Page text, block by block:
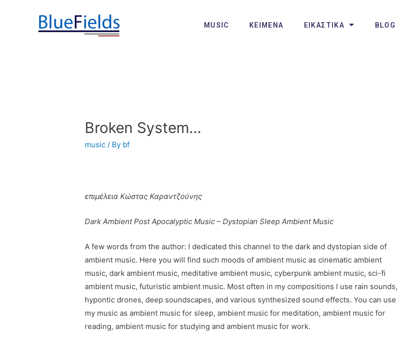
MUSIC ΚΕΙΜΕΝΑ ΕΙΚΑΣΤΙΚΑ BLOG
Broken System…
music / By bf
επιμέλεια Κώστας Καραντζούνης
Dark Ambient Post Apocalyptic Music – Dystopian Sleep Ambient Music
A few words from the author: I dedicated this channel to the dark and dystopian side of
ambient music. Here you will find such moods of ambient music as cinematic ambient
music, dark ambient music, meditative ambient music, cyberpunk ambient music, sci-fi
ambient music, futuristic ambient music. Most often in my compositions I use rain sounds,
hypontic drones, deep soundscapes, and various synthesized sound effects. You can use
my music as ambient music for sleep, ambient music for meditation, ambient music for
reading, ambient music for studying and ambient music for work.